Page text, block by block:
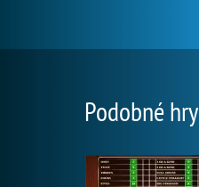
Podobné hry